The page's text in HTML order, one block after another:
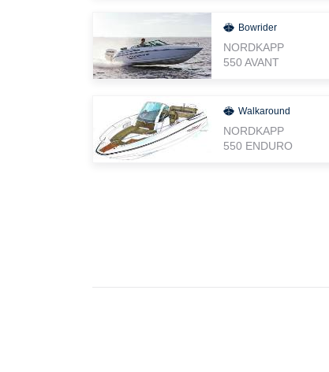
Bowrider
NORDKAPP
550 AVANT
Walkaround
NORDKAPP
550 ENDURO